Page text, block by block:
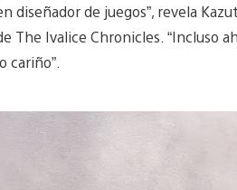
diseñador de juegos”, revela
The Ivalice Chronicles. “Incluso